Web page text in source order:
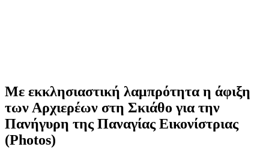
Με εκκλησιαστική λαμπρότητα η άφιξη
των Αρχιερέων στη Σκιάθο για την
Πανήγυρη της Παναγίας Εικονίστριας
(Photos)